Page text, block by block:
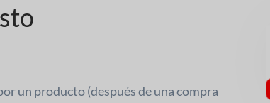
un producto (después de una compra